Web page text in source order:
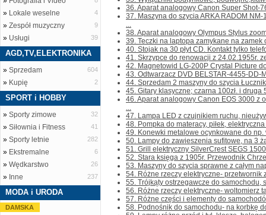
» Lokale weselne 4
» Zespół muzyczny 9
» Usługi 39
AGD,TV,ELEKTRONIKA
» Sprzedam 604
» Kupię 2
SPORT i HOBBY
» Sporty zimowe 32
» Siłownia i Fitness 41
» Sporty letnie 282
» Ekstremalne 6
» Wędkarstwo 26
» Inne 237
MODA i URODA
DAMSKA
36. Aparat analogowy Canon Super Shot-
37. Maszyna do szycia ARKA RADOM
...
38. Aparat analogowy Olympus Stylus
39. Teczki na laptopa zamykane na zamek
40. Stojak na 30 płyt CD. Kontakt tylko
41. Skrzypce do renowacji z 24.02.1955r.
42. Magnetowid LG-200P Crystal Picture
43. Odtwarzacz DVD BELSTAR-4455-DD-
44. Sprzedam 2 maszyny do szycia
45. Gitary klasyczne; czarna 100zł. i druga
46. Aparat analogowy Canon EOS 3000 z
...
47. Lampa LED z czujnikiem ruchu,
48. Pompka do materacy, piłek,
49. Konewki metalowe ocynkowane do
50. Lampy do zawieszenia sufitowe, na 3
51. Grill elektryczny SilverCrest SEGS
52. Stara księga z 1905r. Przewodnik
53. Maszyny do szycia sprawne z całym
54. Różne rzeczy elektryczne- przetwornik
55. Trójkąty ostrzegawcze do samochodu,
56. Różne rzeczy elektryczne- woltomierz
57. Różne części i elementy do
58. Podnośnik do samochodu- na korbkę